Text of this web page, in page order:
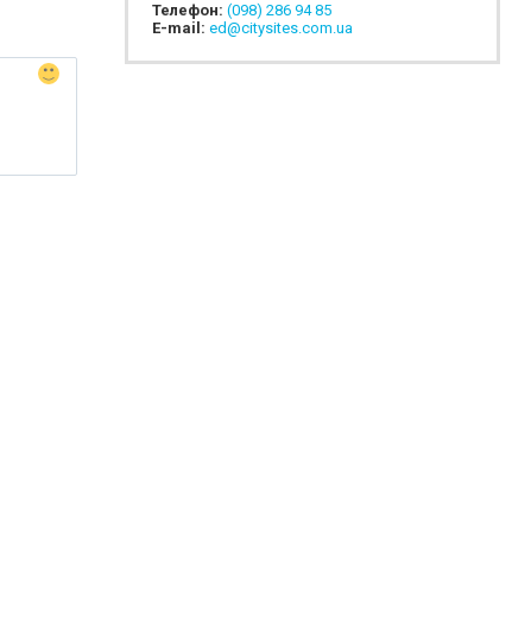
Телефон: (098) 286 94 85
E-mail: ed@citysites.com.ua